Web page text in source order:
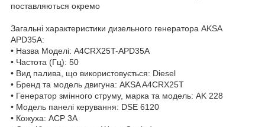
поставляються окремо
Загальні характеристики дизельного генератора AKSA
APD35A:
• Назва Моделі: A4CRX25T-APD35A
• Частота (Гц): 50
• Вид палива, що використовується: Diesel
• Бренд та модель двигуна: AKSA A4CRX25T
• Генератор змінного струму, марка та модель: AK 228
• Модель панелі керування: DSE 6120
• Кожуха: ACP 3A